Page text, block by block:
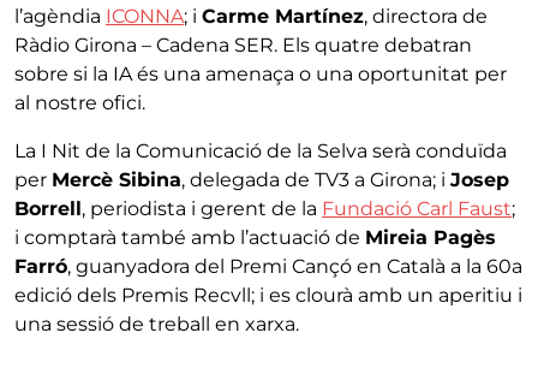
l’agèndia ICONNA; i Carme Martínez, directora de
Ràdio Girona – Cadena SER. Els quatre debatran
sobre si la IA és una amenaça o una oportunitat per
al nostre ofici.
La I Nit de la Comunicació de la Selva serà conduïda
per Mercè Sibina, delegada de TV3 a Girona; i Josep
Borrell, periodista i gerent de la Fundació Carl Faust;
i comptarà també amb l’actuació de Mireia Pagès
Farró, guanyadora del Premi Cançó en Català a la 60a
edició dels Premis Recvll; i es clourà amb un aperitiu i
una sessió de treball en xarxa.